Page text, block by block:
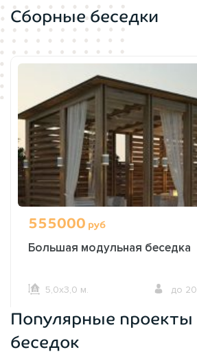
Сборные беседки
555000 руб
Большая модульная беседка
5,0х3,0 м. до 20
ОФОРМИТЬ ЗАКАЗ
Популярные проекты
беседок